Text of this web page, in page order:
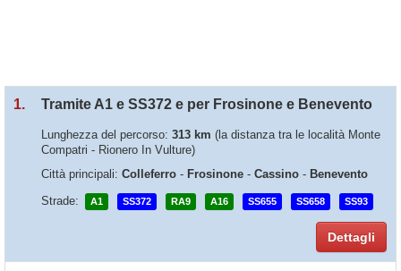
1. Tramite A1 e SS372 e per Frosinone e Benevento
Lunghezza del percorso: 313 km (la distanza tra le località Monte
Compatri - Rionero In Vulture)
Città principali: Colleferro - Frosinone - Cassino - Benevento
Strade:
A1 SS372 RA9 A16 SS655 SS658 SS93
Dettagli